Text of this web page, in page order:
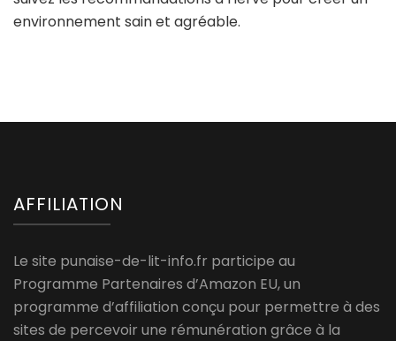
environnement sain et agréable.
AFFILIATION
Le site punaise-de-lit-info.fr participe au
Programme Partenaires d’Amazon EU, un
programme d’affiliation conçu pour permettre à des
sites de percevoir une rémunération grâce à la